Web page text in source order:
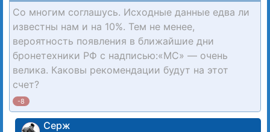
Со многим соглашусь. Исходные данные едва ли
известны нам и на 10%. Тем не менее,
вероятность появления в ближайшие дни
бронетехники РФ с надписью:«МС» — очень
велика. Каковы рекомендации будут на этот
счет?
-8
Серж